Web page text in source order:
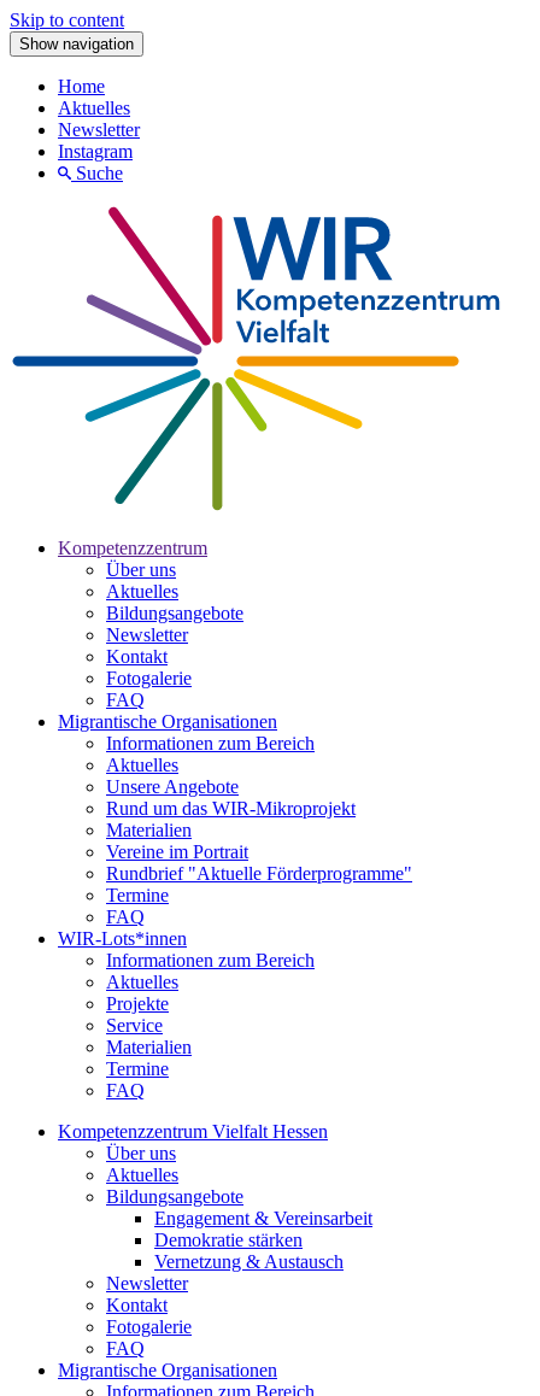
Skip to content
Show navigation
Home
Aktuelles
Newsletter
Instagram
Suche
Kompetenzzentrum
Über uns
Aktuelles
Bildungsangebote
Newsletter
Kontakt
Fotogalerie
FAQ
Migrantische Organisationen
Informationen zum Bereich
Aktuelles
Unsere Angebote
Rund um das WIR-Mikroprojekt
Materialien
Vereine im Portrait
Rundbrief "Aktuelle Förderprogramme"
Termine
FAQ
WIR-Lots*innen
Informationen zum Bereich
Aktuelles
Projekte
Service
Materialien
Termine
FAQ
Kompetenzzentrum Vielfalt Hessen
Über uns
Aktuelles
Bildungsangebote
Engagement & Vereinsarbeit
Demokratie stärken
Vernetzung & Austausch
Newsletter
Kontakt
Fotogalerie
FAQ
Migrantische Organisationen
Informationen zum Bereich